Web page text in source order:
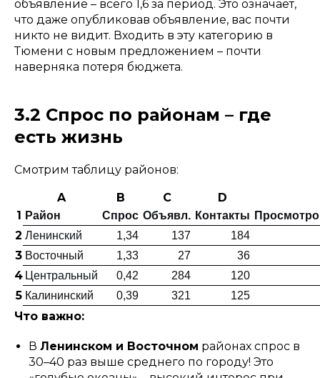
объявление – всего 1,6 за период. Это означает,
что даже опубликовав объявление, вас почти
никто не видит. Входить в эту категорию в
Тюмени с новым предложением – почти
наверняка потеря бюджета.
3.2 Спрос по районам – где
есть жизнь
Смотрим таблицу районов:
A B C D
1
Район Спрос Объявл. Контакты
2 Ленинский 1,34 137 184
3 Восточный 1,33 27 36
4 Центральный 0,42 284 120
5 Калининский 0,39 321 125
Что важно:
В Ленинском и Восточном районах спрос в
30–40 раз выше среднего по городу! Это